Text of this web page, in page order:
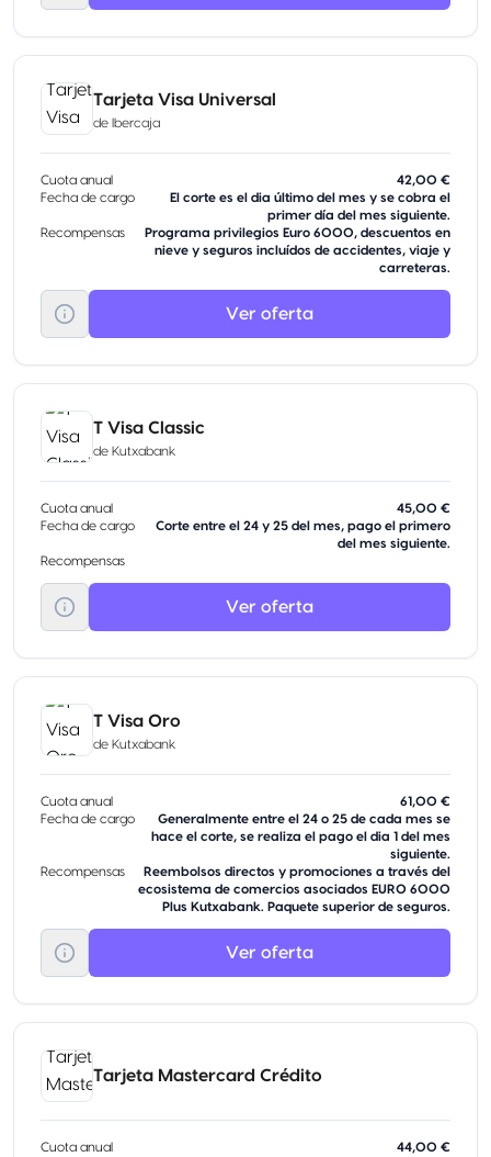
Tarjeta Visa Universal
de Ibercaja
Cuota anual
42,00 €
Fecha de cargo
El corte es el dia último del mes y se cobra el
primer día del mes siguiente.
Recompensas
Programa privilegios Euro 6000, descuentos en
nieve y seguros incluídos de accidentes, viaje y
carreteras.
Ver oferta
T Visa Classic
de Kutxabank
Cuota anual
45,00 €
Fecha de cargo
Corte entre el 24 y 25 del mes, pago el primero
del mes siguiente.
Recompensas
Ver oferta
T Visa Oro
de Kutxabank
Cuota anual
61,00 €
Fecha de cargo
Generalmente entre el 24 o 25 de cada mes se
hace el corte, se realiza el pago el dia 1 del mes
siguiente.
Recompensas
Reembolsos directos y promociones a través del
ecosistema de comercios asociados EURO 6000
Plus Kutxabank. Paquete superior de seguros.
Ver oferta
Tarjeta Mastercard Crédito
Cuota anual
44,00 €